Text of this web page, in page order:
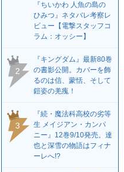
『ちいかわ 人魚の島の
ひみつ』ネタバレ考察レ
ビュー【電撃スタッフコ
ラム：オッシー】
2
『キングダム』最新80巻
の書影公開。カバーを飾
るのは信、蒙恬、そして
鎧姿の羌瘣！
3
『続・魔法科高校の劣等
生 メイジアン・カンパ
ニー』12巻9/10発売。達
也と深雪の物語はフィナ
ーレへ!?